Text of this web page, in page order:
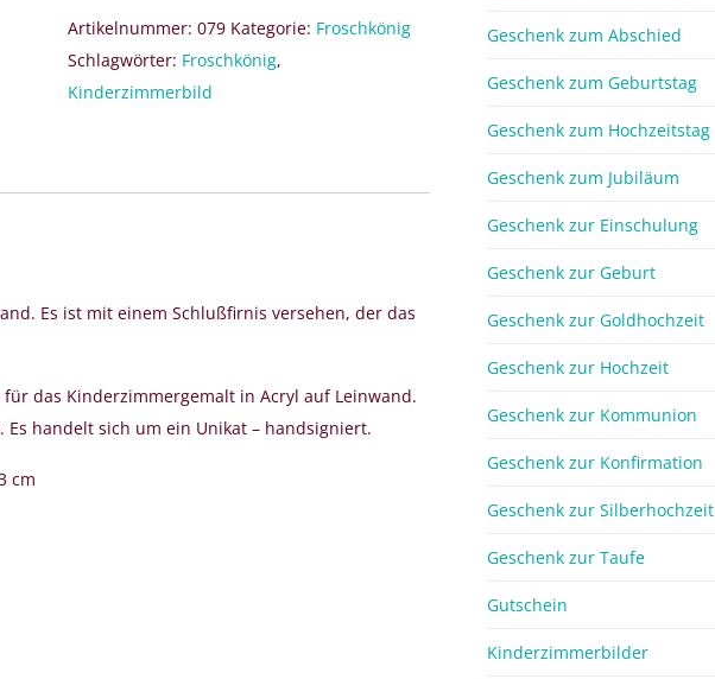
Tassenfrosch
60x60
Menge
Artikelnummer: 079 Kategorie: Froschkönig
Schlagwörter: Froschkönig,
Kinderzimmerbild
Es ist mit einem Schlußfirnis versehen, der das
das Kinderzimmergemalt in Acryl auf Leinwand.
handelt sich um ein Unikat – handsigniert.
cm
Geschenk zum Abschied
Geschenk zum Geburtstag
Geschenk zum Hochzeitstag
Geschenk zum Jubiläum
Geschenk zur Einschulung
Geschenk zur Geburt
Geschenk zur Goldhochzeit
Geschenk zur Hochzeit
Geschenk zur Kommunion
Geschenk zur Konfirmation
Geschenk zur Silberhochzeit
Geschenk zur Taufe
Gutschein
Kinderzimmerbilder